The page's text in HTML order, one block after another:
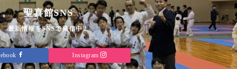
聖喜館SNS
最新情報をSNSで発信中！
Instagram